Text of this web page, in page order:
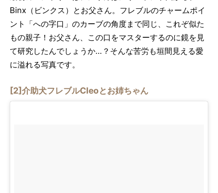
Binx（ビンクス）とお父さん。フレブルのチャームポイ
ント「への字口」のカーブの角度まで同じ、これぞ似た
もの親子！お父さん、この口をマスターするのに鏡を見
て研究したんでしょうか…？そんな苦労も垣間見える愛
に溢れる写真です。
[2]介助犬フレブルCleoとお姉ちゃん